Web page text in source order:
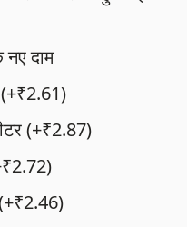
दाम
(+₹2.61)
(+₹2.87)